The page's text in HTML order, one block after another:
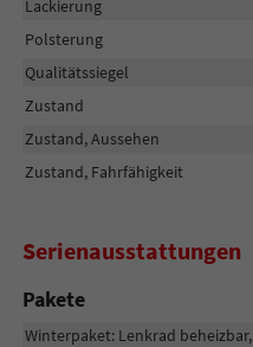
Lackierung
Polsterung
Qualitätssiegel
Zustand
Zustand, Aussehen
Zustand, Fahrfähigkeit
Serienausstattungen
Pakete
Winterpaket: Lenkrad